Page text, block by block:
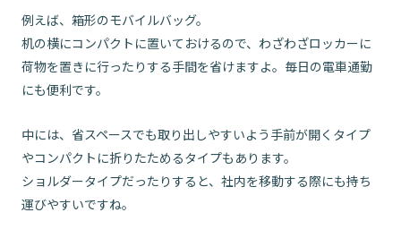
例えば、箱形のモバイルバッグ。
机の横にコンパクトに置いておけるので、わざわざロッカーに
荷物を置きに行ったりする手間を省けますよ。毎日の電車通勤
にも便利です。
中には、省スペースでも取り出しやすいよう手前が開くタイプ
やコンパクトに折りたためるタイプもあります。
ショルダータイプだったりすると、社内を移動する際にも持ち
運びやすいですね。